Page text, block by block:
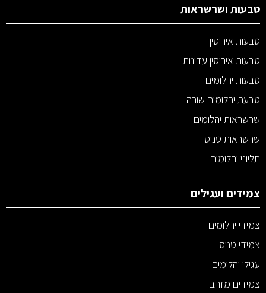
טבעות ושרשראות
טבעות אירוסין
טבעות אירוסין עדינות
טבעות יהלומים
טבעת יהלומים שורה
שרשראות יהלומים
שרשראות טניס
תליוני יהלומים
צמידים ועגילים
צמידי יהלומים
צמידי טניס
עגילי יהלומים
צמידים מזהב